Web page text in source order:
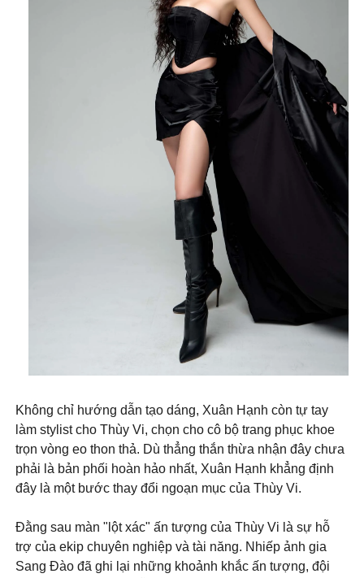
Không chỉ hướng dẫn tạo dáng, Xuân Hạnh còn tự tay
làm stylist cho Thùy Vi, chọn cho cô bộ trang phục khoe
trọn vòng eo thon thả. Dù thẳng thắn thừa nhận đây chưa
phải là bản phối hoàn hảo nhất, Xuân Hạnh khẳng định
đây là một bước thay đổi ngoạn mục của Thùy Vi.
Đằng sau màn "lột xác" ấn tượng của Thùy Vi là sự hỗ
trợ của ekip chuyên nghiệp và tài năng. Nhiếp ảnh gia
Sang Đào đã ghi lại những khoảnh khắc ấn tượng, đội